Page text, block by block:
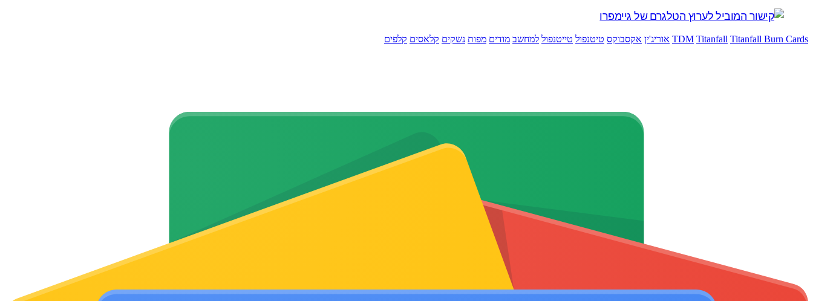
TDM Titanfall Titanfall Burn Cards אוריג'ין אקסבוקס טיטנפול טייטנפול למחשב מודים מפות נשקים קלאסים קלפים